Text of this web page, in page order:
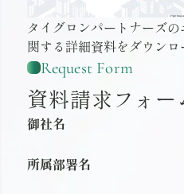
タイグロンパートナーズ
関する詳細資料をダウンロ
Request Form
資料請求フォー
御社名
所属部署名